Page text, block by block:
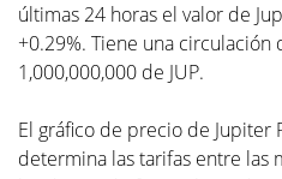
últimas 24 horas el valor de
+0.29%. Tiene una
1,000,000,000 de JUP.
El gráfico de precio de Jupiter
determina las tarifas entre las